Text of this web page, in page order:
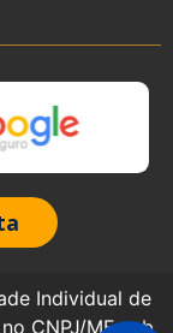
Individual de
CNPJ/MF sob